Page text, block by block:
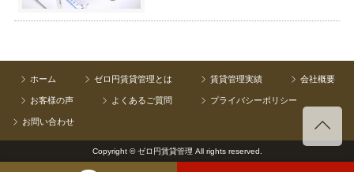
ホーム ゼロ円賃貸管理とは 賃貸管理実績 会社概要
お客様の声 よくあるご質問 プライバシーポリシー
お問い合わせ
Copyright © ゼロ円賃貸管理 All rights reserved.